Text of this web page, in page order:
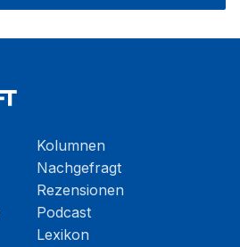
Kolumnen
Nachgefragt
Rezensionen
Podcast
Lexikon